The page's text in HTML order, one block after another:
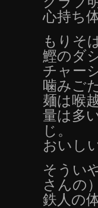
心持ち
もりそ
鰹のダ
チャー
噛みご
麺は喉
量は多
じ。
おいし
そうい
さんの
鉄人の